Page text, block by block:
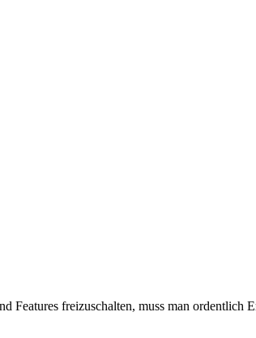
Features freizuschalten, muss man